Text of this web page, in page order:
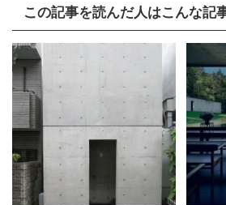
この記事を読んだ人はこんな記